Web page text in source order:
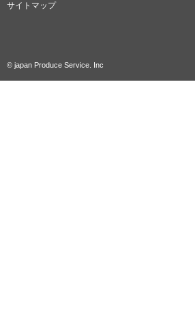
サイトマップ
© japan Produce Service. Inc